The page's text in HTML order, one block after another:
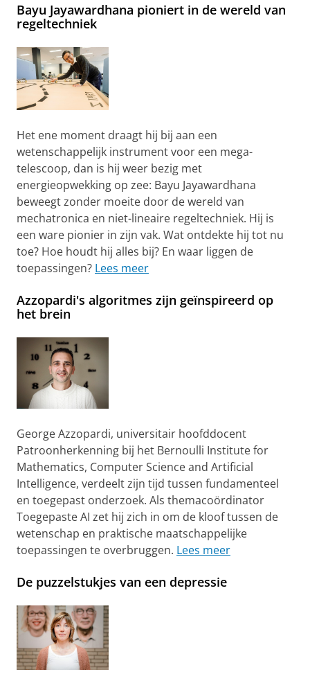
Bayu Jayawardhana pioniert in de wereld van
regeltechniek
Het ene moment draagt hij bij aan een
wetenschappelijk instrument voor een mega-
telescoop, dan is hij weer bezig met
energieopwekking op zee: Bayu Jayawardhana
beweegt zonder moeite door de wereld van
mechatronica en niet-lineaire regeltechniek. Hij is
een ware pionier in zijn vak. Wat ontdekte hij tot nu
toe? Hoe houdt hij alles bij? En waar liggen de
toepassingen? Lees meer
Azzopardi's algoritmes zijn geïnspireerd op
het brein
George Azzopardi, universitair hoofddocent
Patroonherkenning bij het Bernoulli Institute for
Mathematics, Computer Science and Artificial
Intelligence, verdeelt zijn tijd tussen fundamenteel
en toegepast onderzoek. Als themacoördinator
Toegepaste AI zet hij zich in om de kloof tussen de
wetenschap en praktische maatschappelijke
toepassingen te overbruggen. Lees meer
De puzzelstukjes van een depressie